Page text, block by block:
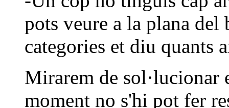
pots veure a la plana del
categories et diu quants
Mirarem de sol·lucionar
moment no s'hi pot fer